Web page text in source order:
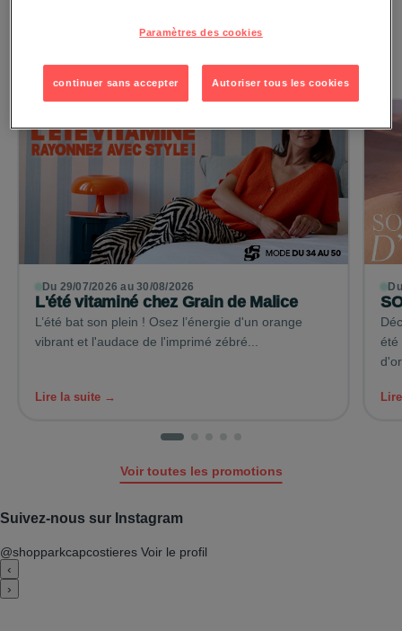
Les promotions
Du 29/07/2026 au 30/08/2026
L'été vitaminé chez Grain de Malice
L’été bat son plein ! Osez l’énergie d'un orange
vibrant et l'audace de l'imprimé zébré...
Lire la suite →
été
Voir toutes les promotions
Suivez-nous sur Instagram
@shopparkcapcostieres Voir le profil
‹
›
Paramètres des cookies
continuer sans accepter Autoriser tous les cookies